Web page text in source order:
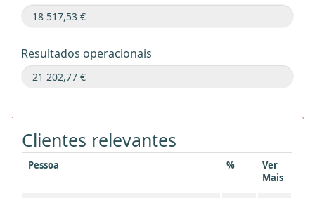
Resultados operacionais
Clientes relevantes
Pessoa %
Ver
Mais